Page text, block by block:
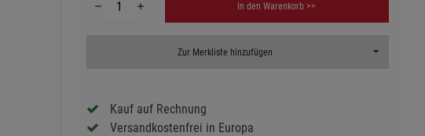
In den Warenkorb >>
Zur Merkliste hinzufügen Toggle
Kauf auf Rechnung
Versandkostenfrei in Europa